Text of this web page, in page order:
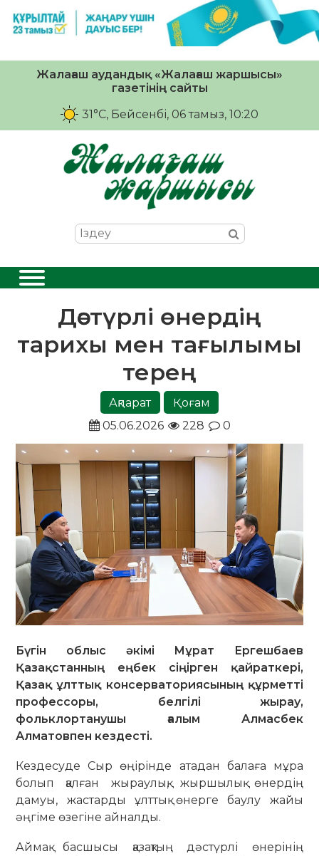
Жалағаш аудандық «Жалағаш жаршысы»
газетінің сайты
31°C, Бейсенбі, 06 тамыз, 10:20
Дәстүрлі өнердің
тарихы мен тағылымы
терең
Ақпарат
Қоғам
05.06.2026
228 0
Бүгін облыс әкімі Мұрат Ергешбаев
Қазақстанның еңбек сіңірген қайраткері,
Қазақ ұлттық консерваториясының құрметті
профессоры, белгілі жырау,
фольклортанушы ғалым Алмасбек
Алматовпен кездесті.
Кездесуде Сыр өңірінде атадан балаға мұра
болып қалған жыраулық, жыршылық өнердің
дамуы, жастарды ұлттық өнерге баулу жайы
әңгіме өзегіне айналды.
Аймақ басшысы қазақтың дәстүрлі өнерінің